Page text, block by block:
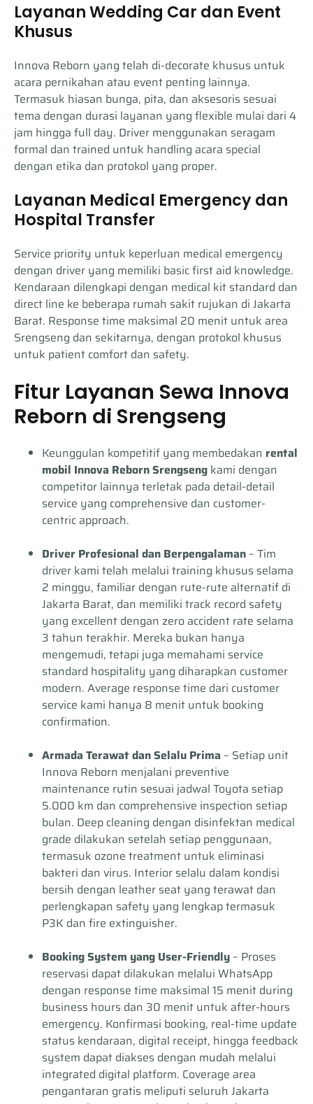
Layanan Wedding Car dan Event
Khusus
Innova Reborn yang telah di-decorate khusus untuk
acara pernikahan atau event penting lainnya.
Termasuk hiasan bunga, pita, dan aksesoris sesuai
tema dengan durasi layanan yang flexible mulai dari 4
jam hingga full day. Driver menggunakan seragam
formal dan trained untuk handling acara special
dengan etika dan protokol yang proper.
Layanan Medical Emergency dan
Hospital Transfer
Service priority untuk keperluan medical emergency
dengan driver yang memiliki basic first aid knowledge.
Kendaraan dilengkapi dengan medical kit standard dan
direct line ke beberapa rumah sakit rujukan di Jakarta
Barat. Response time maksimal 20 menit untuk area
Srengseng dan sekitarnya, dengan protokol khusus
untuk patient comfort dan safety.
Fitur Layanan Sewa Innova
Reborn di Srengseng
Keunggulan kompetitif yang membedakan rental
mobil Innova Reborn Srengseng kami dengan
competitor lainnya terletak pada detail-detail
service yang comprehensive dan customer-
centric approach.
Driver Profesional dan Berpengalaman – Tim
driver kami telah melalui training khusus selama
2 minggu, familiar dengan rute-rute alternatif di
Jakarta Barat, dan memiliki track record safety
yang excellent dengan zero accident rate selama
3 tahun terakhir. Mereka bukan hanya
mengemudi, tetapi juga memahami service
standard hospitality yang diharapkan customer
modern. Average response time dari customer
service kami hanya 8 menit untuk booking
confirmation.
Armada Terawat dan Selalu Prima – Setiap unit
Innova Reborn menjalani preventive
maintenance rutin sesuai jadwal Toyota setiap
5.000 km dan comprehensive inspection setiap
bulan. Deep cleaning dengan disinfektan medical
grade dilakukan setelah setiap penggunaan,
termasuk ozone treatment untuk eliminasi
bakteri dan virus. Interior selalu dalam kondisi
bersih dengan leather seat yang terawat dan
perlengkapan safety yang lengkap termasuk
P3K dan fire extinguisher.
Booking System yang User-Friendly – Proses
reservasi dapat dilakukan melalui WhatsApp
dengan response time maksimal 15 menit during
business hours dan 30 menit untuk after-hours
emergency. Konfirmasi booking, real-time update
status kendaraan, digital receipt, hingga feedback
system dapat diakses dengan mudah melalui
integrated digital platform. Coverage area
pengantaran gratis meliputi seluruh Jakarta